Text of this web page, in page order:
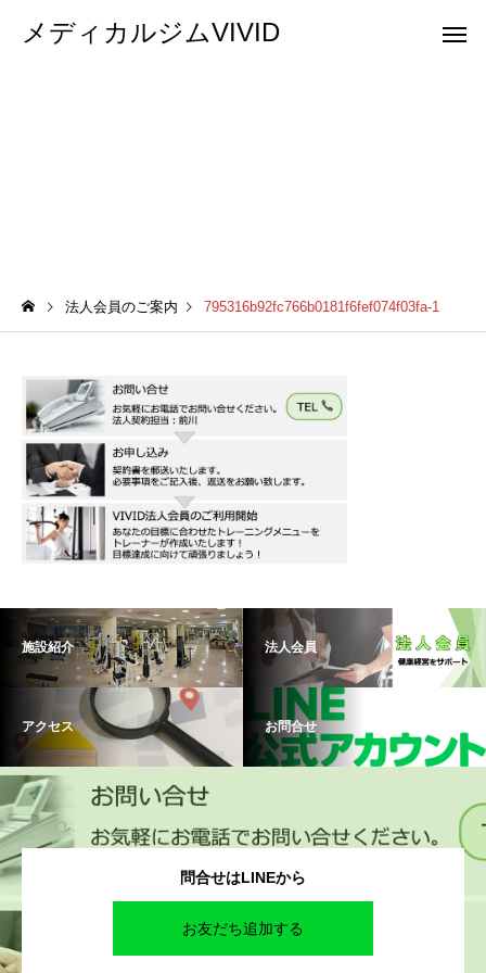
メディカルジムVIVID
法人会員のご案内 795316b92fc766b0181f6fef074f03fa-1
施設紹介 法人会員
アクセス お問合せ
問合せはLINEから
お友だち追加する